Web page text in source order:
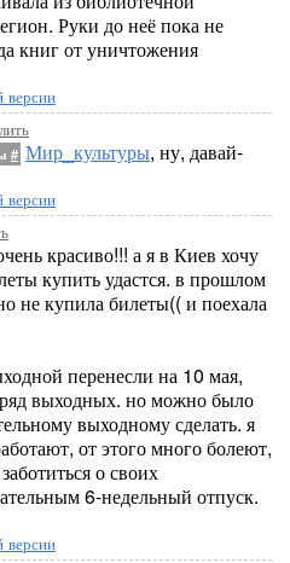
Руки до неё пока не
книг от уничтожения
версии
# Мир_культуры, ну, давай-
версии
красиво!!! а я в Киев хочу
купить удастся. в прошлом
не купила билеты(( и поехала
перенесли на 10 мая,
выходных. но можно было
выходному сделать. я
от этого много болеют,
о своих
6-недельный отпуск.
версии